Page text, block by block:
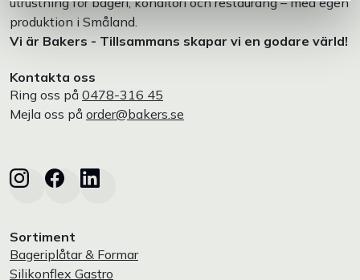
produktion i Småland.
Vi är Bakers - Tillsammans skapar vi en godare värld!
Kontakta oss
Ring oss på 0478-316 45
Mejla oss på order@bakers.se
Sortiment
Bageriplåtar & Formar
Silikonflex Gastro